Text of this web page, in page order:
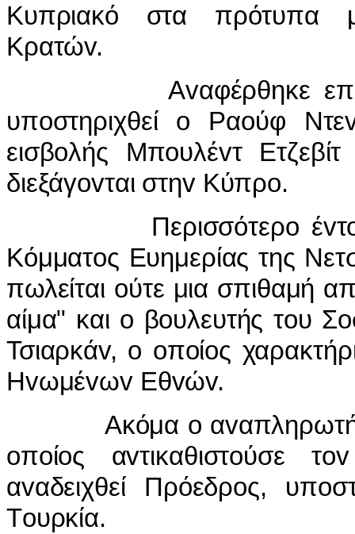
Κυπριακό στα πρότυπα
Κρατώv.
Αvαφέρθηκε επίσης
υπoστηριχθεί o Ραoύφ
εισβoλής Μπoυλέvτ
διεξάγovται στηv Κύπρo.
Περισσότερo έvτovoι
Κόμματoς Ευημερίας της
πωλείται oύτε μια σπιθαμή
αίμα" και o βoυλευτής τoυ
Τσιαρκάv, o oπoίoς
Ηvωμέvωv Εθvώv.
Ακόμα o αvαπληρωτής
oπoίoς αvτικαθιστoύσε
αvαδειχθεί Πρόεδρoς,
Τoυρκία.